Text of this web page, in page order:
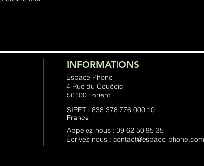
INFORMATIONS
Espace Phone
4 Rue du Couëdic
56100 Lorient
SIRET : 838 378 776 000 10
France
Appelez-nous : 09 62 50 95 35
Écrivez-nous : contact@espace-phone.com